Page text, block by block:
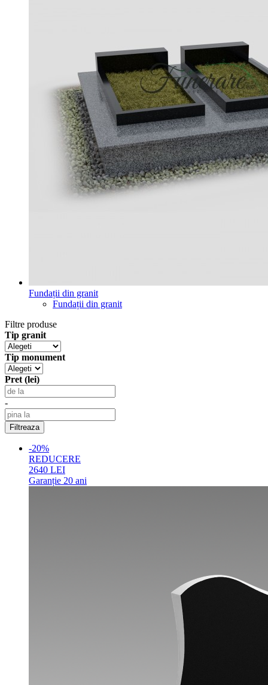
Fundații din granit
Fundații din granit
Filtre produse
Tip granit
Tip monument
Pret (lei)
-
-20%
REDUCERE
2640 LEI
Garanție 20 ani